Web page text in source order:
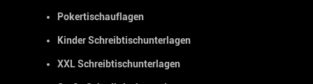
Pokertischauflagen
Kinder Schreibtischunterlagen
XXL Schreibtischunterlagen